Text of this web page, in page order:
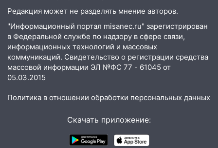
капитально отремонтируют 101
многоквартирный дом
16:30 Прогноз погоды в Ульяновской
области на 5 августа
16:20
В Сурском районе сёла оказались
не защищены от лесных пожаров
16:12
Пуля пробила окно квартиры на
Прокуратура потребовала
усилить борьбу со свалками в
Редакция может не разделять мнение авторов.
"Информационный портал misanec.ru" зарегистрирован
в Федеральной службе по надзору в сфере связи,
информационных технологий и массовых
коммуникаций. Свидетельство о регистрации средства
массовой информации ЭЛ №ФС 77 - 61045 от
05.03.2015
Политика в отношении обработки персональных данных
Скачать приложение: